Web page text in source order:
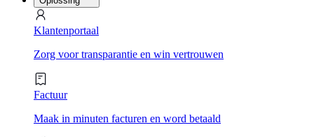
Klantenportaal
Zorg voor transparantie en win vertrouwen
Factuur
Maak in minuten facturen en word betaald